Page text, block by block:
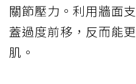
關節壓力。利用牆面
蓋過度前移，反而能
肌。